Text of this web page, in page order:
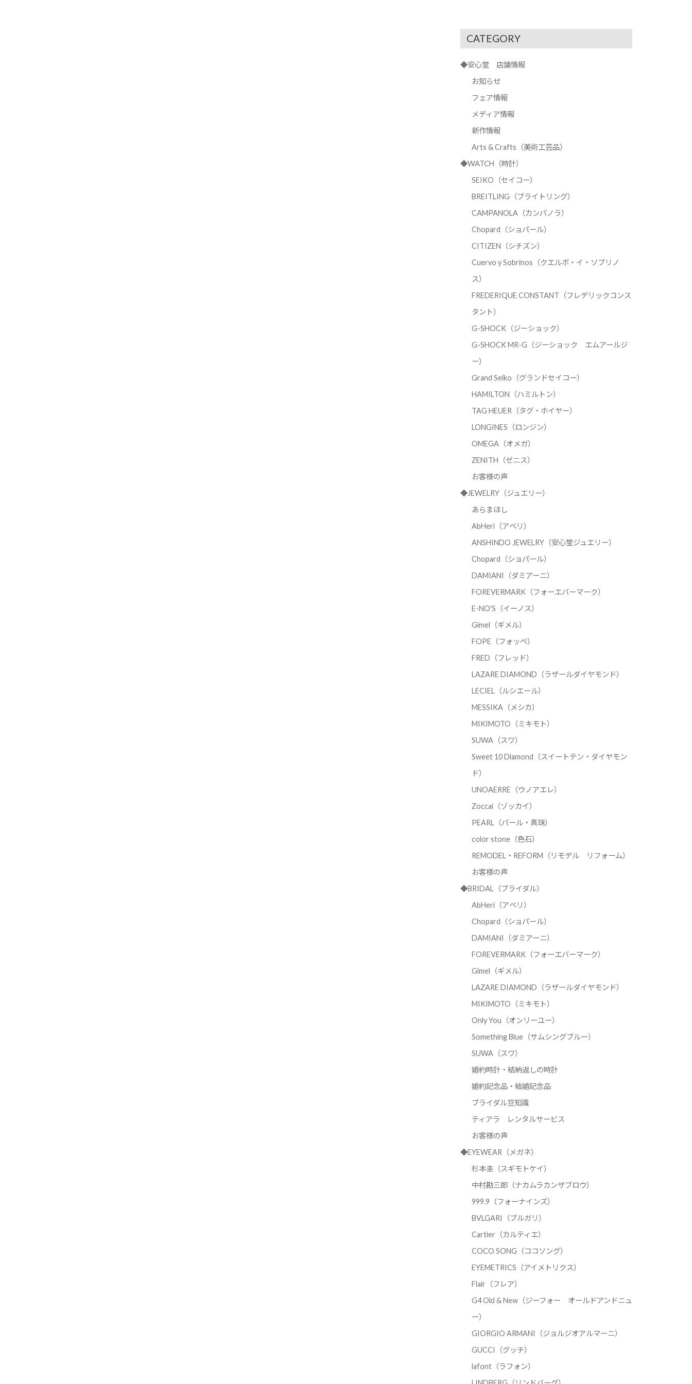
CATEGORY
◆安心堂 店舗情報
お知らせ
フェア情報
メディア情報
新作情報
Arts & Crafts（美術工芸品）
◆WATCH（時計）
SEIKO（セイコー）
BREITLING（ブライトリング）
CAMPANOLA（カンパノラ）
Chopard（ショパール）
CITIZEN（シチズン）
Cuervo y Sobrinos（クエルボ・イ・ソブリノ
ス）
FREDERIQUE CONSTANT（フレデリックコンス
タント）
G-SHOCK（ジーショック）
G-SHOCK MR-G（ジーショック エムアールジ
ー）
Grand Seiko（グランドセイコー）
HAMILTON（ハミルトン）
TAG HEUER（タグ・ホイヤー）
LONGINES（ロンジン）
OMEGA（オメガ）
ZENITH（ゼニス）
お客様の声
◆JEWELRY（ジュエリー）
あらまほし
AbHeri（アベリ）
ANSHINDO JEWELRY（安心堂ジュエリー）
Chopard（ショパール）
DAMIANI（ダミアーニ）
FOREVERMARK（フォーエバーマーク）
E-NO'S（イーノス）
Gimel（ギメル）
FOPE（フォッペ）
FRED（フレッド）
LAZARE DIAMOND（ラザールダイヤモンド）
LECIEL（ルシエール）
MESSIKA（メシカ）
MIKIMOTO（ミキモト）
SUWA（スワ）
Sweet 10 Diamond（スイートテン・ダイヤモン
ド）
UNOAERRE（ウノアエレ）
Zoccai（ゾッカイ）
PEARL（パール・真珠）
color stone（色石）
REMODEL・REFORM（リモデル リフォーム）
お客様の声
◆BRIDAL（ブライダル）
AbHeri（アベリ）
Chopard（ショパール）
DAMIANI（ダミアーニ）
FOREVERMARK（フォーエバーマーク）
Gimel（ギメル）
LAZARE DIAMOND（ラザールダイヤモンド）
MIKIMOTO（ミキモト）
Only You（オンリーユー）
Something Blue（サムシングブルー）
SUWA（スワ）
婚約時計・結納返しの時計
婚約記念品・結婚記念品
ブライダル豆知識
ティアラ レンタルサービス
お客様の声
◆EYEWEAR（メガネ）
杉本圭（スギモトケイ）
中村勘三郎（ナカムラカンザブロウ）
999.9（フォーナインズ）
BVLGARI（ブルガリ）
Cartier（カルティエ）
COCO SONG（ココソング）
EYEMETRICS（アイメトリクス）
Flair（フレア）
G4 Old & New（ジーフォー オールドアンドニュ
ー）
GIORGIO ARMANI（ジョルジオアルマーニ）
GUCCI（グッチ）
lafont（ラフォン）